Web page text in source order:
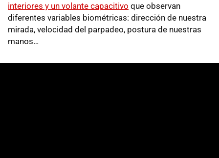
interiores y un volante capacitivo que observan
diferentes variables biométricas: dirección de nuestra
mirada, velocidad del parpadeo, postura de nuestras
manos…